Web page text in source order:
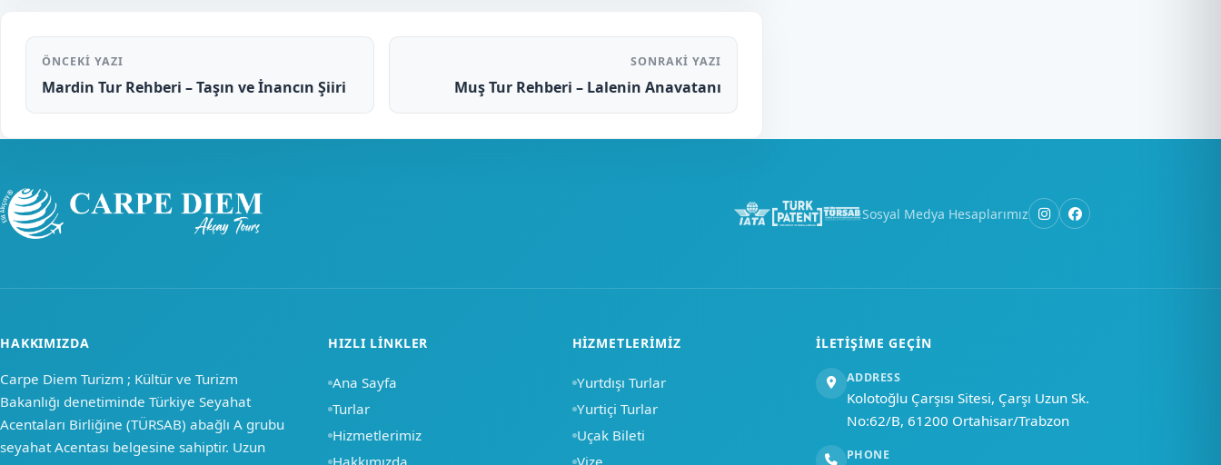
ÖNCEKI YAZI
Mardin Tur Rehberi – Taşın ve İnancın Şiiri
SONRAKI YAZI
Muş Tur Rehberi – Lalenin Anavatanı
Sosyal Medya Hesaplarımız
HAKKIMIZDA
Carpe Diem Turizm ; Kültür ve Turizm
Bakanlığı denetiminde Türkiye Seyahat
Acentaları Birliğine (TÜRSAB) abağlı A grubu
seyahat Acentası belgesine sahiptir. Uzun
HIZLI LINKLER
Ana Sayfa
Turlar
Hizmetlerimiz
Hakkımızda
HIZMETLERIMIZ
Yurtdışı Turlar
Yurtiçi Turlar
Uçak Bileti
Vize
İLETIŞIME GEÇIN
ADDRESS
Kolotoğlu Çarşısı Sitesi, Çarşı Uzun Sk.
No:62/B, 61200 Ortahisar/Trabzon
PHONE
Merhaba, nasıl